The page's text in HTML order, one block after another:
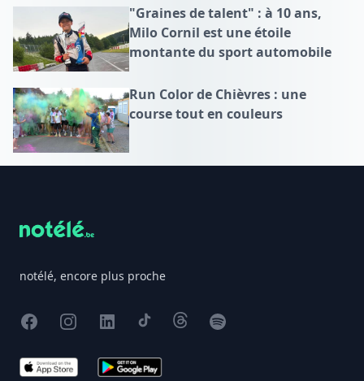
"Graines de talent" : à 10 ans,
Milo Cornil est une étoile
montante du sport automobile
Run Color de Chièvres : une
course tout en couleurs
notélé, encore plus proche
FacebookInstagram
X TikTokThreadsSpotify
App Store Google Play